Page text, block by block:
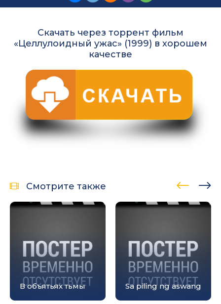
Скачать через торрент фильм
«Целлулоидный ужас» (1999) в хорошем
качестве
Смотрите также
В объятьях тьмы Sa piling ng aswang